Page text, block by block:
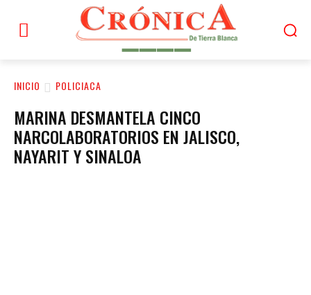
INICIO POLICIACA
MARINA DESMANTELA CINCO
NARCOLABORATORIOS EN JALISCO,
NAYARIT Y SINALOA